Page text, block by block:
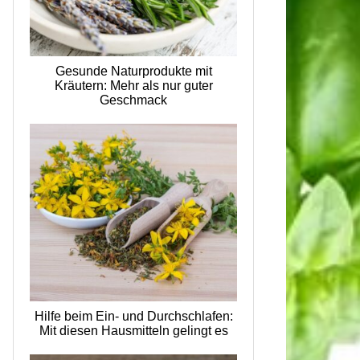
Gesunde Naturprodukte mit
Kräutern: Mehr als nur guter
Geschmack
Hilfe beim Ein- und Durchschlafen:
Mit diesen Hausmitteln gelingt es